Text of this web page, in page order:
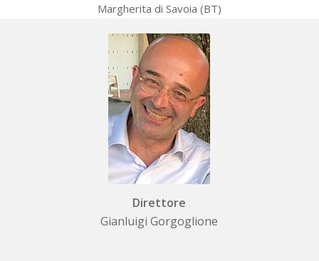
Margherita di Savoia (BT)
Direttore
Gianluigi Gorgoglione